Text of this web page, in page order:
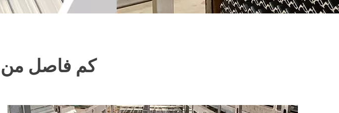
كم فاصل من